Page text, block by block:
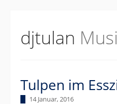
djtulan
Tulpen im
14 Januar, 2016